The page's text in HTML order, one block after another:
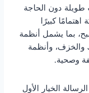
طويلة دون الحاجة
كبيرًا
بما يشمل أنظمة
والخزف، وأنظمة
وصحية.
الخيار الأول